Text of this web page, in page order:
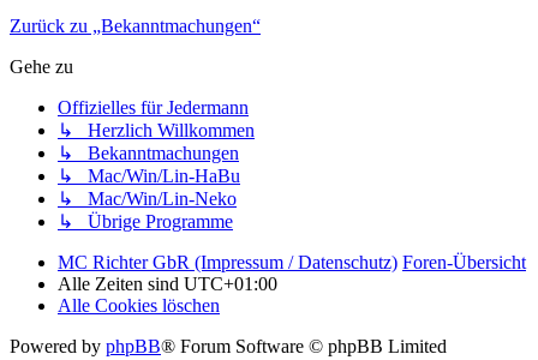
Zurück zu „Bekanntmachungen“
Gehe zu
Offizielles für Jedermann
↳ Herzlich Willkommen
↳ Bekanntmachungen
↳ Mac/Win/Lin-HaBu
↳ Mac/Win/Lin-Neko
↳ Übrige Programme
MC Richter GbR (Impressum / Datenschutz) Foren-Übersicht
Alle Zeiten sind UTC+01:00
Alle Cookies löschen
Powered by phpBB® Forum Software © phpBB Limited